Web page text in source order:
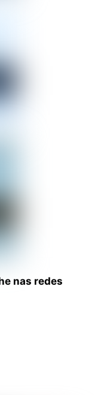
nas redes